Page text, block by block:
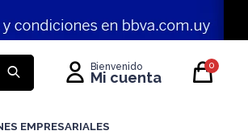
EMPRESARIALES
0